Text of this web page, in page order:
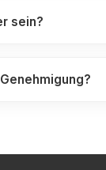
sein?